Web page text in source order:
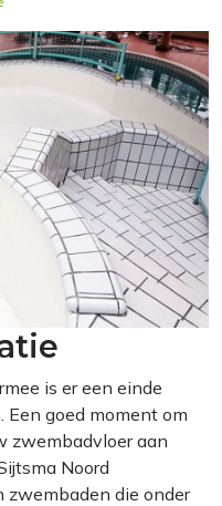
is er een einde
goed moment om
zwembadvloer aan
Noord
zwembaden die onder